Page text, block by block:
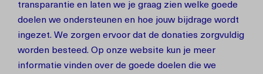
transparantie en laten we je graag zien welke goede
doelen we ondersteunen en hoe jouw bijdrage wordt
ingezet. We zorgen ervoor dat de donaties zorgvuldig
worden besteed. Op onze website kun je meer
informatie vinden over de goede doelen die we